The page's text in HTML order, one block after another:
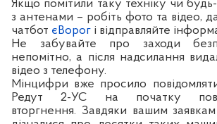
Якщо помітили таку техніку чи
з антенами – робіть фото та відео,
чатбот єВорог і відправляйте
Не забувайте про заходи
непомітно, а після надсилання
відео з телефону.
Мінцифри вже просило
Редут 2-УС на початку
вторгнення. Завдяки вашим